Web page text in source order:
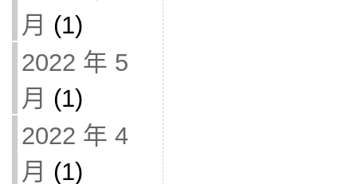
月 (1)
2022 年 5
月 (1)
2022 年 4
月 (1)